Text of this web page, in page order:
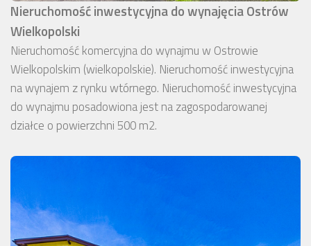
Nieruchomość inwestycyjna do wynajęcia Ostrów
Wielkopolski
Nieruchomość komercyjna do wynajmu w Ostrowie
Wielkopolskim (wielkopolskie). Nieruchomość inwestycyjna
na wynajem z rynku wtórnego. Nieruchomość inwestycyjna
do wynajmu posadowiona jest na zagospodarowanej
działce o powierzchni 500 m2.